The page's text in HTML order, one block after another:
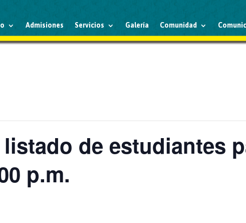
Admisiones Servicios Galería Comunidad
de estudiantes
p.m.